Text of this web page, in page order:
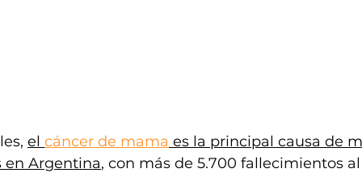
el cáncer de mama es la principal causa de
en Argentina, con más de 5.700 fallecimientos